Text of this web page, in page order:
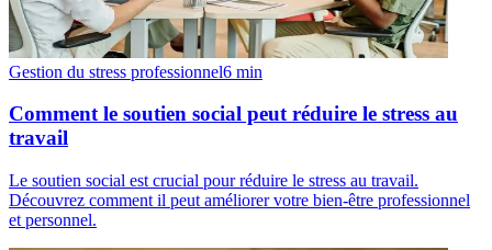
Gestion du stress professionnel6 min
Comment le soutien social peut réduire le stress au
travail
Le soutien social est crucial pour réduire le stress au travail.
Découvrez comment il peut améliorer votre bien-être professionnel
et personnel.